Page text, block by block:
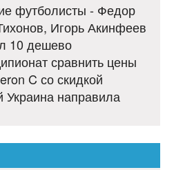
футболисты - Федор
Игорь Акинфеев
10 дешево
сравнить цены
C со скидкой
Украина направила